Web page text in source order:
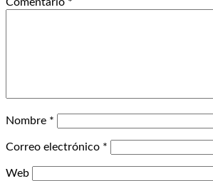
Nombre *
Correo electrónico *
Web